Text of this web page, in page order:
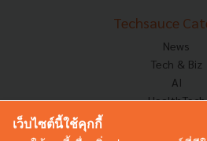
Techsauce
News
Tech & Biz
AI
HealthTech
Corp Innov
เว็บไซต์นี้ใช้คุกกี้